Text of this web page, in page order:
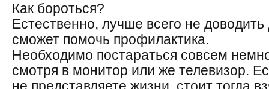
Как бороться?
Естественно, лучше всего не
сможет помочь профилактика.
Необходимо постараться совсем
смотря в монитор или же телевизор.